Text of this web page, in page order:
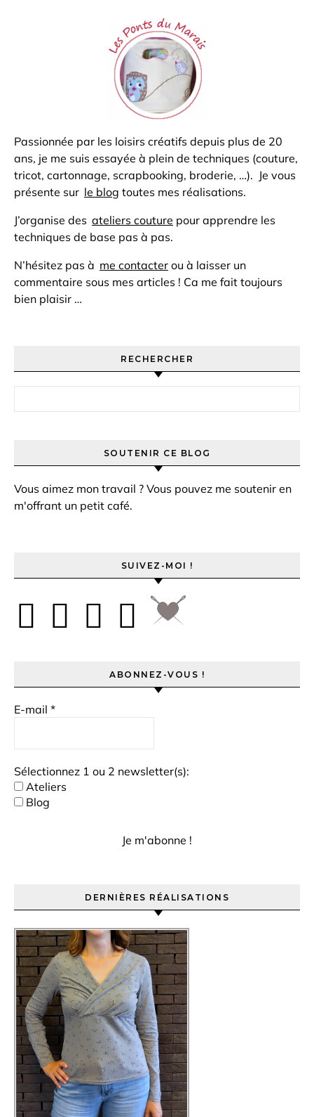
Passionnée par les loisirs créatifs depuis plus de 20
ans, je me suis essayée à plein de techniques (couture,
tricot, cartonnage, scrapbooking, broderie, …). Je vous
présente sur le blog toutes mes réalisations.
J’organise des ateliers couture pour apprendre les
techniques de base pas à pas.
N’hésitez pas à me contacter ou à laisser un
commentaire sous mes articles ! Ca me fait toujours
bien plaisir …
RECHERCHER
SOUTENIR CE BLOG
Vous aimez mon travail ? Vous pouvez me soutenir en
m'offrant un petit café.
SUIVEZ-MOI !
ABONNEZ-VOUS !
E-mail *
Sélectionnez 1 ou 2 newsletter(s):
Ateliers
Blog
DERNIÈRES RÉALISATIONS